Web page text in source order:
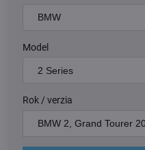
Model
Rok / verzia